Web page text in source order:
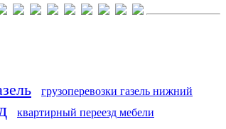
грузоперевозки газель нижний
квартирный переезд мебели